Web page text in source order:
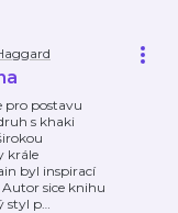
pro postavu
s khaki
krále
byl inspirací
sice knihu
styl p…